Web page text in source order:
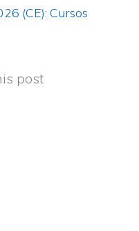
(CE): Cursos
post